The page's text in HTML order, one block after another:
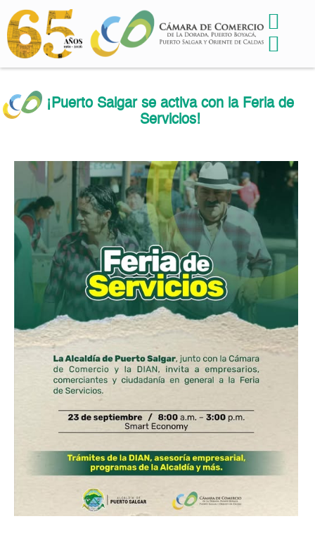
¡Puerto Salgar se activa con la Feria de
Servicios!